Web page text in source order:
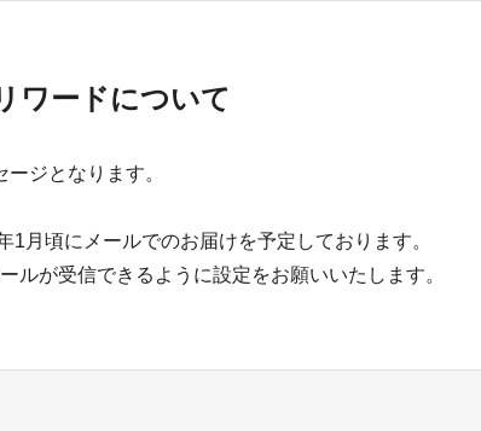
ワードについて
ジとなります。
月頃にメールでのお届けを予定しております。
ルが受信できるように設定をお願いいたします。